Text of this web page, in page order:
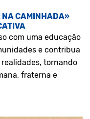
NA CAMINHADA»
com uma educação
e contribua
tornando
fraterna e